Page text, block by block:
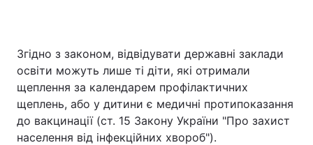
Головна Війна
Україна Політика
Згідно з законом, відвідувати державні заклади
освіти можуть лише ті діти, які отримали
щеплення за календарем профілактичних
щеплень, або у дитини є медичні протипоказання
до вакцинації (ст. 15 Закону України "Про захист
населення від інфекційних хвороб").